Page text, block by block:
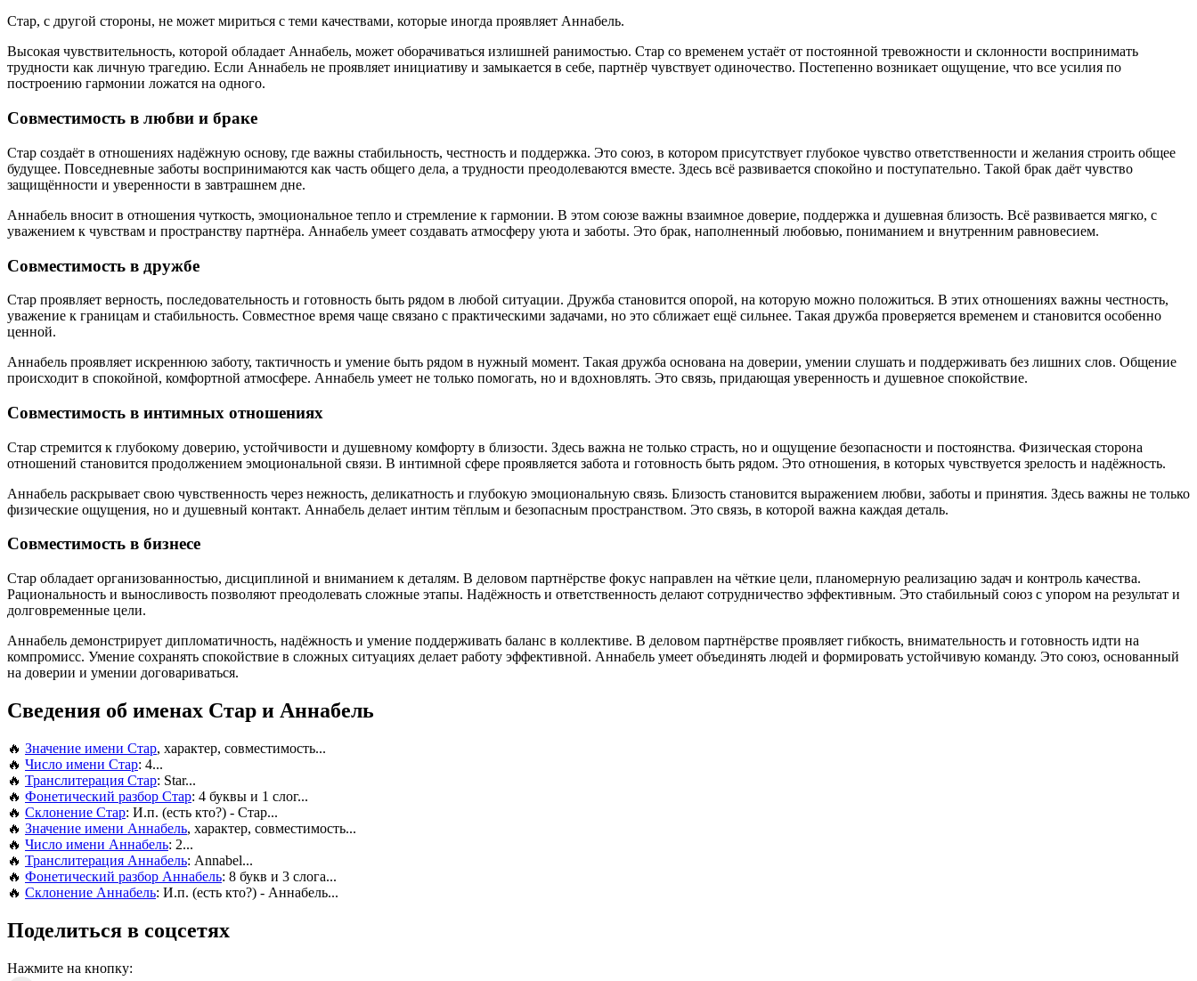
Стар, с другой стороны, не может мириться с теми качествами, которые иногда проявляет Аннабель.
Высокая чувствительность, которой обладает Аннабель, может оборачиваться излишней ранимостью. Стар со временем устаёт от постоянной тревожности и склонности воспринимать
трудности как личную трагедию. Если Аннабель не проявляет инициативу и замыкается в себе, партнёр чувствует одиночество. Постепенно возникает ощущение, что все усилия по
построению гармонии ложатся на одного.
Совместимость в любви и браке
Стар создаёт в отношениях надёжную основу, где важны стабильность, честность и поддержка. Это союз, в котором присутствует глубокое чувство ответственности и желания строить общее
будущее. Повседневные заботы воспринимаются как часть общего дела, а трудности преодолеваются вместе. Здесь всё развивается спокойно и поступательно. Такой брак даёт чувство
защищённости и уверенности в завтрашнем дне.
Аннабель вносит в отношения чуткость, эмоциональное тепло и стремление к гармонии. В этом союзе важны взаимное доверие, поддержка и душевная близость. Всё развивается мягко, с
уважением к чувствам и пространству партнёра. Аннабель умеет создавать атмосферу уюта и заботы. Это брак, наполненный любовью, пониманием и внутренним равновесием.
Совместимость в дружбе
Стар проявляет верность, последовательность и готовность быть рядом в любой ситуации. Дружба становится опорой, на которую можно положиться. В этих отношениях важны честность,
уважение к границам и стабильность. Совместное время чаще связано с практическими задачами, но это сближает ещё сильнее. Такая дружба проверяется временем и становится особенно
ценной.
Аннабель проявляет искреннюю заботу, тактичность и умение быть рядом в нужный момент. Такая дружба основана на доверии, умении слушать и поддерживать без лишних слов. Общение
происходит в спокойной, комфортной атмосфере. Аннабель умеет не только помогать, но и вдохновлять. Это связь, придающая уверенность и душевное спокойствие.
Совместимость в интимных отношениях
Стар стремится к глубокому доверию, устойчивости и душевному комфорту в близости. Здесь важна не только страсть, но и ощущение безопасности и постоянства. Физическая сторона
отношений становится продолжением эмоциональной связи. В интимной сфере проявляется забота и готовность быть рядом. Это отношения, в которых чувствуется зрелость и надёжность.
Аннабель раскрывает свою чувственность через нежность, деликатность и глубокую эмоциональную связь. Близость становится выражением любви, заботы и принятия. Здесь важны не только
физические ощущения, но и душевный контакт. Аннабель делает интим тёплым и безопасным пространством. Это связь, в которой важна каждая деталь.
Совместимость в бизнесе
Стар обладает организованностью, дисциплиной и вниманием к деталям. В деловом партнёрстве фокус направлен на чёткие цели, планомерную реализацию задач и контроль качества.
Рациональность и выносливость позволяют преодолевать сложные этапы. Надёжность и ответственность делают сотрудничество эффективным. Это стабильный союз с упором на результат и
долговременные цели.
Аннабель демонстрирует дипломатичность, надёжность и умение поддерживать баланс в коллективе. В деловом партнёрстве проявляет гибкость, внимательность и готовность идти на
компромисс. Умение сохранять спокойствие в сложных ситуациях делает работу эффективной. Аннабель умеет объединять людей и формировать устойчивую команду. Это союз, основанный
на доверии и умении договариваться.
Сведения об именах Стар и Аннабель
🔥 Значение имени Стар, характер, совместимость...
🔥 Число имени Стар: 4...
🔥 Транслитерация Стар: Star...
🔥 Фонетический разбор Стар: 4 буквы и 1 слог...
🔥 Склонение Стар: И.п. (есть кто?) - Стар...
🔥 Значение имени Аннабель, характер, совместимость...
🔥 Число имени Аннабель: 2...
🔥 Транслитерация Аннабель: Annabel...
🔥 Фонетический разбор Аннабель: 8 букв и 3 слога...
🔥 Склонение Аннабель: И.п. (есть кто?) - Аннабель...
Поделиться в соцсетях
Нажмите на кнопку: